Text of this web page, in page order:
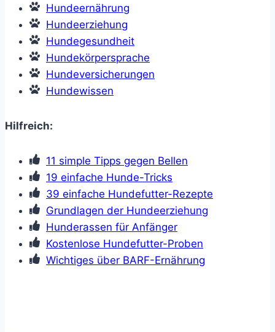
Hundeernährung
Hundeerziehung
Hundegesundheit
Hundekörpersprache
Hundeversicherungen
Hundewissen
Hilfreich:
11 simple Tipps gegen Bellen
19 einfache Hunde-Tricks
39 einfache Hundefutter-Rezepte
Grundlagen der Hundeerziehung
Hunderassen für Anfänger
Kostenlose Hundefutter-Proben
Wichtiges über BARF-Ernährung